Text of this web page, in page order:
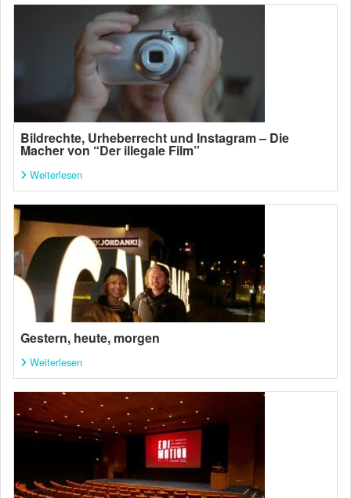
Bildrechte, Urheberrecht und Instagram – Die
Macher von “Der illegale Film”
Weiterlesen
Gestern, heute, morgen
Weiterlesen